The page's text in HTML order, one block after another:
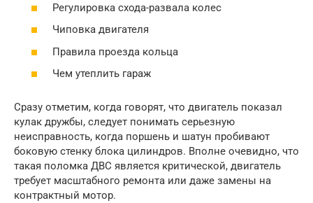
Регулировка схода-развала колес
Чиповка двигателя
Правила проезда кольца
Чем утеплить гараж
Сразу отметим, когда говорят, что двигатель показал
кулак дружбы, следует понимать серьезную
неисправность, когда поршень и шатун пробивают
боковую стенку блока цилиндров. Вполне очевидно, что
такая поломка ДВС является критической, двигатель
требует масштабного ремонта или даже замены на
контрактный мотор.